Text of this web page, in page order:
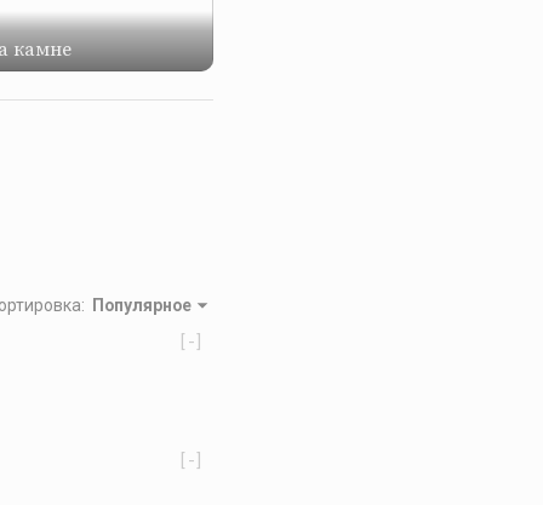
камне
: Популярное
[-]
[-]